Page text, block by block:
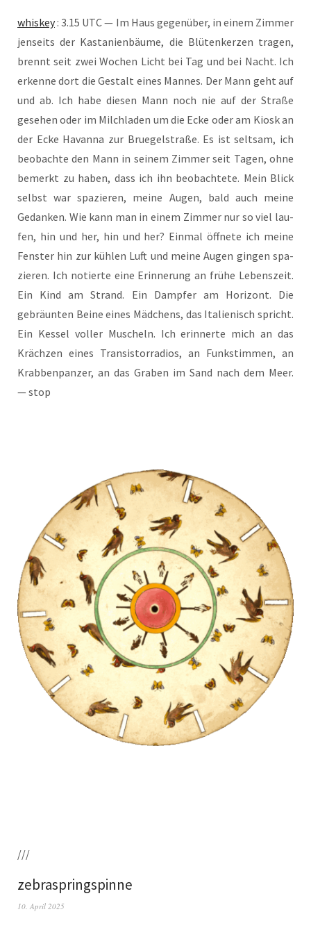
whis­key: 3.15 UTC — Im Haus gegen­über, in einem Zim­mer
jen­seits der Kas­ta­ni­en­bäu­me, die Blü­ten­ker­zen tra­gen,
brennt seit zwei Wochen Licht bei Tag und bei Nacht. Ich
erken­ne dort die Gestalt eines Man­nes. Der Mann geht auf
und ab. Ich habe die­sen Mann noch nie auf der Stra­ße
gese­hen oder im Milch­la­den um die Ecke oder am Kiosk an
der Ecke Havan­na zur Brue­gel­stra­ße. Es ist selt­sam, ich
beob­ach­te den Mann in sei­nem Zim­mer seit Tagen, ohne
bemerkt zu haben, dass ich ihn beob­ach­te­te. Mein Blick
selbst war spa­zie­ren, mei­ne Augen, bald auch mei­ne
Gedan­ken. Wie kann man in einem Zim­mer nur so viel lau­
fen, hin und her, hin und her? Ein­mal öff­ne­te ich mei­ne
Fens­ter hin zur küh­len Luft und mei­ne Augen gin­gen spa­
zie­ren. Ich notier­te eine Erin­ne­rung an frü­he Lebens­zeit.
Ein Kind am Strand. Ein Damp­fer am Hori­zont. Die
gebräun­ten Bei­ne eines Mäd­chens, das Ita­lie­nisch spricht.
Ein Kes­sel vol­ler Muscheln. Ich erin­ner­te mich an das
Kräch­zen eines Tran­sis­tor­ra­di­os, an Funk­stim­men, an
Krab­ben­pan­zer, an das Gra­ben im Sand nach dem Meer.
— stop
///
zebraspringspinne
10. April 2025